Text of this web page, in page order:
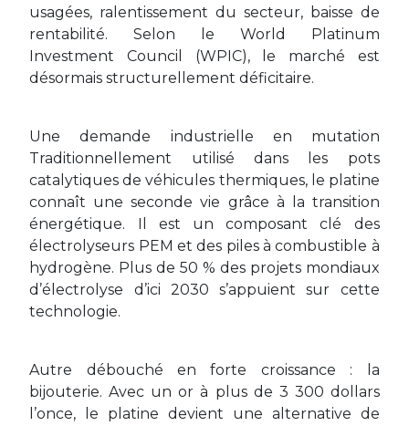
usagées, ralentissement du secteur, baisse de
rentabilité. Selon le World Platinum
Investment Council (WPIC), le marché est
désormais structurellement déficitaire.
Une demande industrielle en mutation
Traditionnellement utilisé dans les pots
catalytiques de véhicules thermiques, le platine
connaît une seconde vie grâce à la transition
énergétique. Il est un composant clé des
électrolyseurs PEM et des piles à combustible à
hydrogène. Plus de 50 % des projets mondiaux
d’électrolyse d’ici 2030 s’appuient sur cette
technologie.
Autre débouché en forte croissance : la
bijouterie. Avec un or à plus de 3 300 dollars
l’once, le platine devient une alternative de